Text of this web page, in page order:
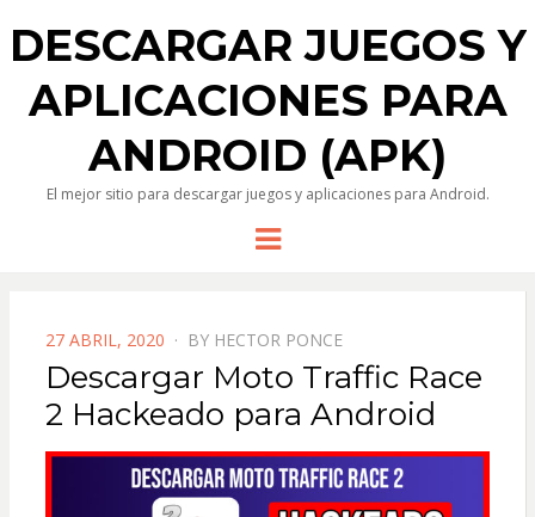
DESCARGAR JUEGOS Y
APLICACIONES PARA
ANDROID (APK)
El mejor sitio para descargar juegos y aplicaciones para Android.
Menu
POSTED
ON
27 ABRIL, 2020 BY HECTOR PONCE
Descargar Moto Traffic Race
2 Hackeado para Android